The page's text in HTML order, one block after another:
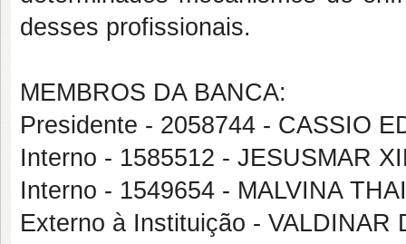
desses profissionais.
MEMBROS DA BANCA:
Presidente - 2058744 - CASSIO
Interno - 1585512 - JESUSMAR
Interno - 1549654 - MALVINA
Externo à Instituição - VALDINAR